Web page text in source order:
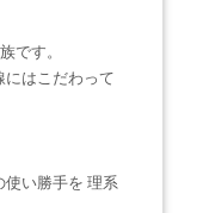
です。
はこだわって
使い勝手を 理系